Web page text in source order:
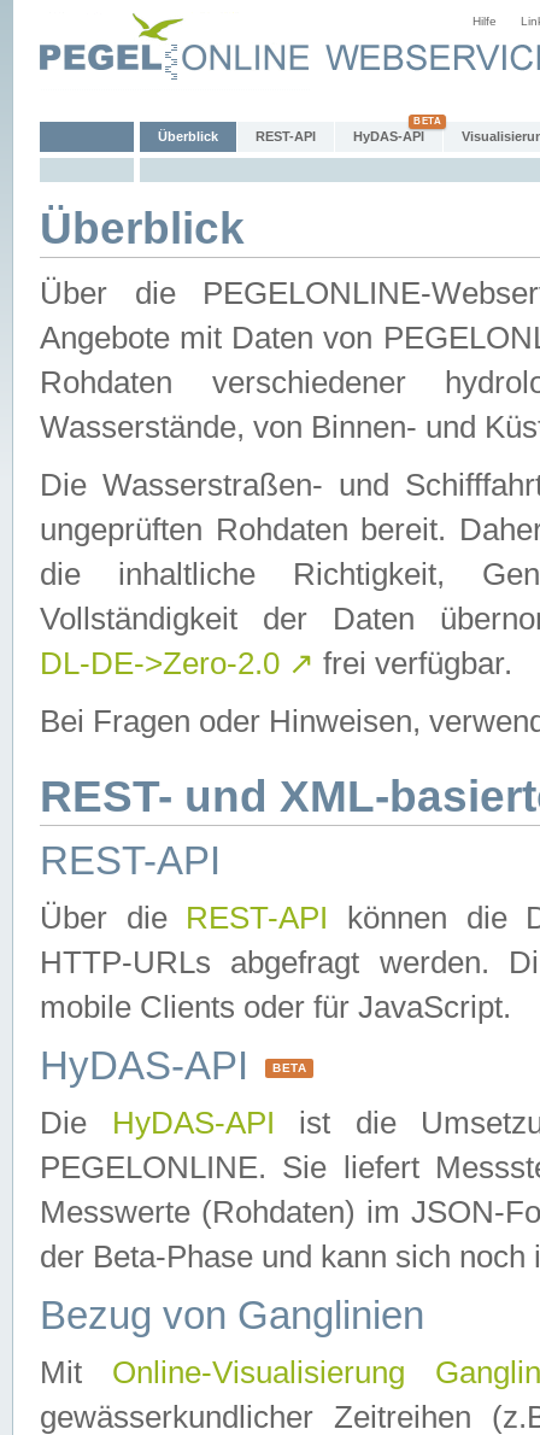
Hilfe
Überblick REST-API HyDAS-API
Überblick
Über die PEGELONLINE-
Angebote mit Daten von
Rohdaten verschiedener
Wasserstände, von Binnen- und
Die Wasserstraßen- und
ungeprüften Rohdaten bereit.
die inhaltliche Richtigkeit,
Vollständigkeit der Daten
DL-DE->Zero-2.0 ↗ frei verfügbar.
Bei Fragen oder Hinweisen,
REST- und XML-
REST-API
Über die REST-API können die
HTTP-URLs abgefragt werden.
mobile Clients oder für JavaScript.
HyDAS-API BETA
Die HyDAS-API ist die
PEGELONLINE. Sie liefert
Messwerte (Rohdaten) im JSON-
der Beta-Phase und kann sich noch
Bezug von Ganglinien
Mit Online-Visualisierung
gewässerkundlicher Zeitreihen